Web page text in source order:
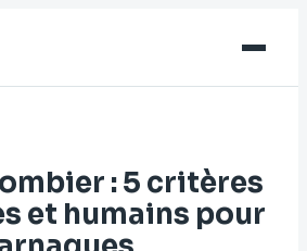
: 5 critères
et humains pour